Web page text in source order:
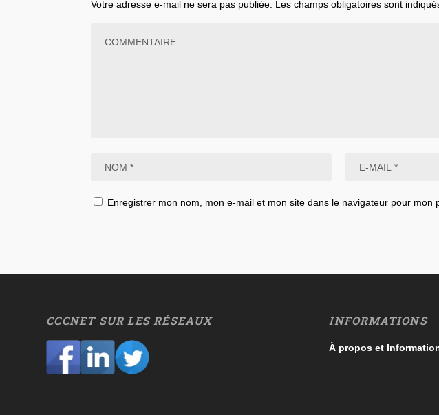
Votre adresse e-mail ne sera pas publiée. Les champs obligatoires sont
Enregistrer mon nom, mon e-mail et mon site dans le navigateur pour mon
CCCNET SUR LES RÉSEAUX INFORMATIONS
À propos et